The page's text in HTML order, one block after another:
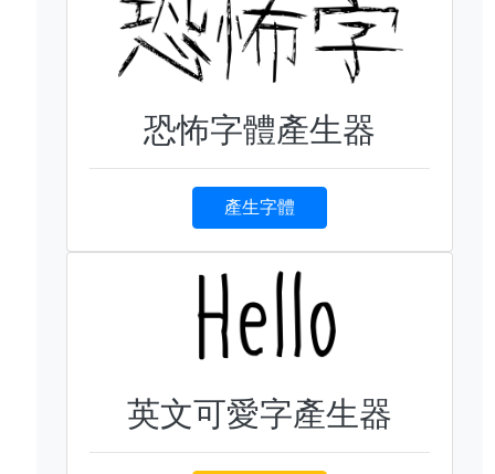
恐怖字體產生器
產生字體
英文可愛字產生器